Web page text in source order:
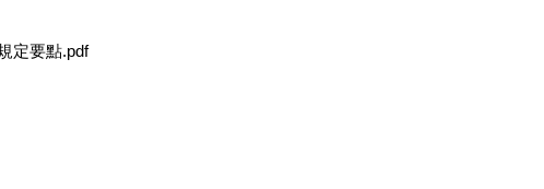
定要點.pdf